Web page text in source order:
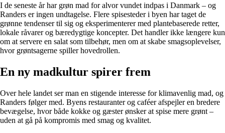
I de seneste år har grøn mad for alvor vundet indpas i Danmark – og
Randers er ingen undtagelse. Flere spisesteder i byen har taget de
grønne tendenser til sig og eksperimenterer med plantebaserede retter,
lokale råvarer og bæredygtige koncepter. Det handler ikke længere kun
om at servere en salat som tilbehør, men om at skabe smagsoplevelser,
hvor grøntsagerne spiller hovedrollen.
En ny madkultur spirer frem
Over hele landet ser man en stigende interesse for klimavenlig mad, og
Randers følger med. Byens restauranter og caféer afspejler en bredere
bevægelse, hvor både kokke og gæster ønsker at spise mere grønt –
uden at gå på kompromis med smag og kvalitet.